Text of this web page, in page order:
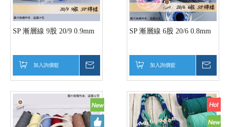
SP 漸層線 9股 20/9 0.9mm
加入詢價籃
SP 漸層線 6股 20/6 0.8mm
加入詢價籃